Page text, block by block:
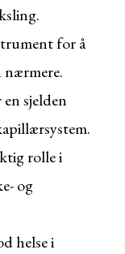
for å
sjelden
rolle i
og
helse i